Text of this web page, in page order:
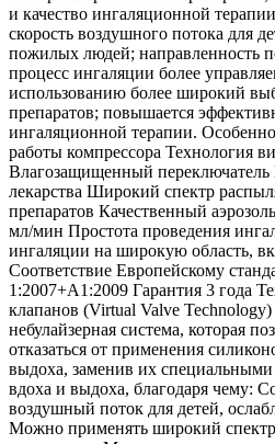
и качество ингаляционной
скорость воздушного потока для
пожилых людей; направленность
процесс ингаляции более
использованию более широкий
препаратов; повышается
ингаляционной терапии.
работы компрессора Технология
Влагозащищенный
лекарства Широкий спектр
препаратов Качественный
мл/мин Простота проведения
ингаляции на широкую область,
Соответствие Европейскому
1:2007+A1:2009 Гарантия 3 года
клапанов (Virtual Valve Technology)
небулайзерная система, которая
отказаться от применения
выдоха, заменив их
вдоха и выдоха, благодаря чему:
воздушный поток для детей,
Можно применять широкий